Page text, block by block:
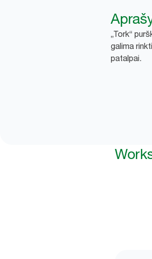
„Tork“
galima
patalpai.